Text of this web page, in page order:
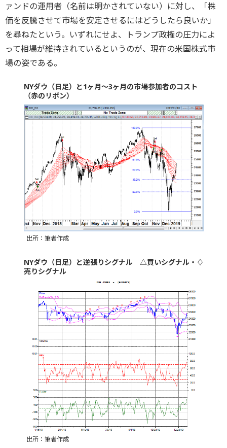
ァンドの運用者（名前は明かされていない）に対し、「株
価を反騰させて市場を安定させるにはどうしたら良いか」
を尋ねたという。いずれにせよ、トランプ政権の圧力によ
って相場が維持されているというのが、現在の米国株式市
場の姿である。
NYダウ（日足）と1ヶ月～3ヶ月の市場参加者のコスト
（赤のリボン）
出所：筆者作成
NYダウ（日足）と逆張りシグナル △買いシグナル・♢
売りシグナル
出所：筆者作成